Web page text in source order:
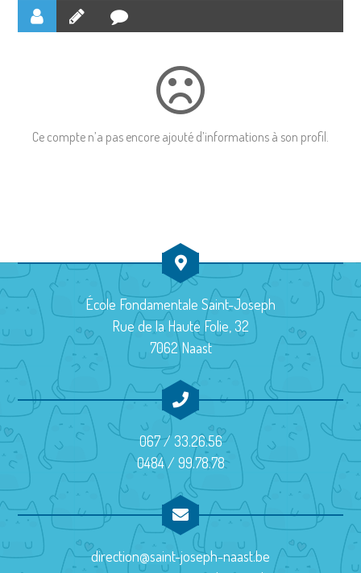
Ce compte n’a pas encore ajouté d’informations à son profil.
École Fondamentale Saint-Joseph
Rue de la Haute Folie, 32
7062 Naast
067 / 33.26.56
0484 / 99.78.78
direction@saint-joseph-naast.be